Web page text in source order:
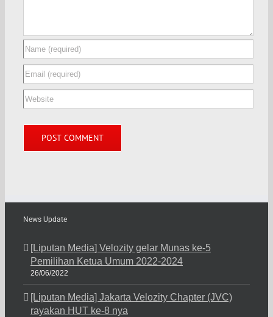
News Update
[Liputan Media] Velozity gelar Munas ke-5
Pemilihan Ketua Umum 2022-2024
26/06/2022
[Liputan Media] Jakarta Velozity Chapter (JVC)
rayakan HUT ke-8 nya